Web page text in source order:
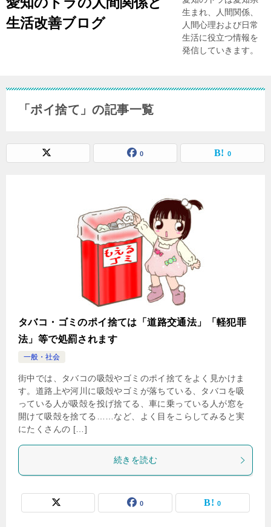
生活改善ブログ
生まれ、人間関係、
人間心理および日常
生活に役立つ情報を
発信していきます。
「ポイ捨て」の記事一覧
0 0
タバコ・ゴミのポイ捨ては「道路交通法」「軽犯罪
法」等で処罰されます
一般・社会
街中では、タバコの吸殻やゴミのポイ捨てをよく見かけま
す。道路上や河川に吸殻やゴミが落ちている、タバコを吸
っている人が吸殻を投げ捨てる、車に乗っている人が窓を
開けて吸殻を捨てる……など、よく目をこらしてみると実
にたくさんの […]
続きを読む
0 0